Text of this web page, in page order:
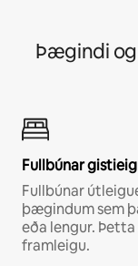
Þægindi og
Fullbúnar
Fullbúnar
þægindum sem
eða lengur.
framleigu.